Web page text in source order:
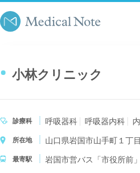
小林クリニック
診療科 呼吸器科 呼吸器内科
所在地 山口県岩国市山手町１丁
最寄駅 岩国市営バス「市役所前